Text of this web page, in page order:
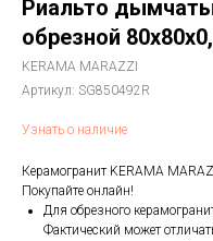
Риальто
обрезной
KERAMA MARAZZI
Артикул: SG850492R
Узнать о наличие
Керамогранит KERAMA
Покупайте онлайн!
Для обрезного
Фактический может